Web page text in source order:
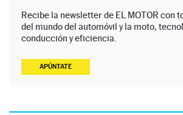
Recibe la newsletter de EL MOTOR con
del mundo del automóvil y la moto,
conducción y eficiencia.
APÚNTATE